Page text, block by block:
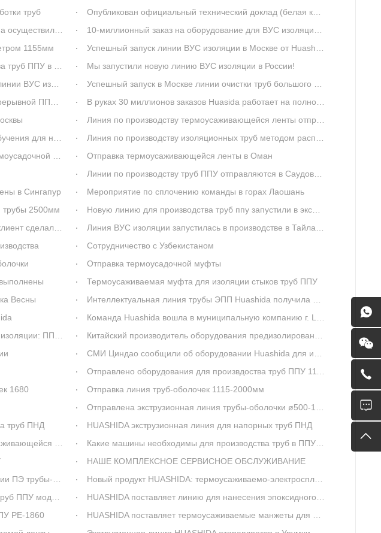
труб
Опубликован официальный технический доклад (белая книга) Qingdao Huashida: «Система антикоррозионной защиты стальных труб 3LPE и внутреннее/наружное эпоксидное покрытие FBE»
труб с ВУС изоляцией в ЮАР
10-миллионный заказ на оборудование для ВУС изоляции размещён в компании «Хуашида»
1155мм
Успешный запуск линии ВУС изоляции в Москве от Huashida
ППУ в ОАЭ
Мы запустили новую линию ВУС изоляции в России!
изоляции мм
Успешный запуск в Москве линии очистки труб большого диаметра
стальных труб
В руках 30 миллионов заказов Huasida работает на полной загрузке в конце 2024 года
Линия по производству термоусаживающейся ленты отправляется в Россию
менеджеров
Линия по производству изоляционных труб методом распыления пенополиуретана прибыла на заводе Джидда
Huashida
Отправка термоусаживающейся ленты в Оман
Линии по производству труб ППУ отправляются в Саудовскую Аравию
в Сингапур
Мероприятие по сплочению команды в горах Лаошань
2500мм
Новую линию для производства труб ппу запустили в эксплуатацию
и НЭП для трубы 2540мм
Линия ВУС изоляции запустилась в производстве в Тайланде
Сотрудничество с Узбекистаном
Отправка термоусадочной муфты
Термоусаживаемая муфта для изоляции стыков труб ППУ
Весны
Интеллектуальная линия трубы ЭПП Huashida получила награды от правительства
Команда Huashida вошла в муниципальную компанию г. Linfen для оказания послепродажного технического обслуживания.
ППУ распыление
Китайский производитель оборудования предизолированных труб ППУ
СМИ Циндао сообщили об оборудовании Huashida для изоляции труб
Отправлено оборудования для произвдоства труб ППУ 1115-2000мм
1680
Отправка линия труб-оболочек 1115-2000мм
Отправлена экструзионная линия трубы-оболочки ø500-1054
труб ПНД
HUASHIDA экструзионная линия для напорных труб ПНД
HUASHIDA
Какие машины необходимы для производства труб в ППУ изоляции
НАШЕ КОМПЛЕКСНОЕ СЕРВИСНОЕ ОБСЛУЖИВАНИЕ
оболочки
Новый продукт HUASHIDA: термоусаживаемо-электросплавленную муфту для изоляции стытов предизолированных труб
модель 1380
HUASHIDA поставляет линию для нанесения эпоксидного покрытия
PE-1860
HUASHIDA поставляет термоусаживаемые манжеты для наклонно-направленного бурения